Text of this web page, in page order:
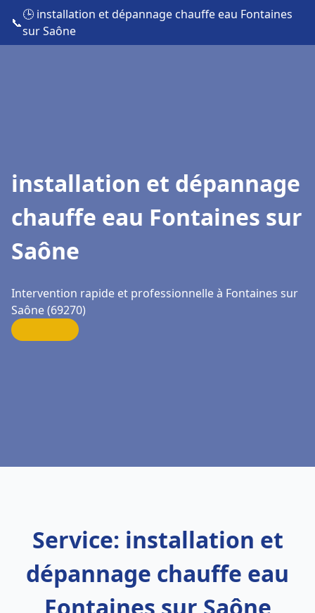
📞
🕒 installation et dépannage chauffe eau Fontaines
sur Saône
installation et dépannage
chauffe eau Fontaines sur
Saône
Intervention rapide et professionnelle à Fontaines sur
Saône (69270)
Service: installation et
dépannage chauffe eau